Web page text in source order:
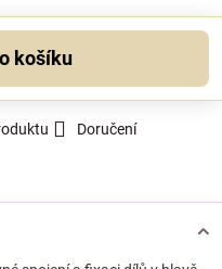
Do košíku
Doručení